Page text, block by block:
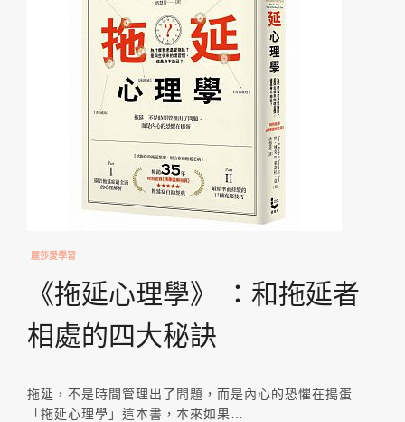
麗莎愛學習
《拖延心理學》 ：和拖延者
相處的四大秘訣
拖延，不是時間管理出了問題，而是內心的恐懼在搗蛋
「拖延心理學」這本書，本來如果…